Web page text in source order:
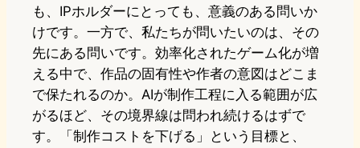
も、IPホルダーにとっても、意義のある問いか
けです。一方で、私たちが問いたいのは、その
先にある問いです。効率化されたゲーム化が増
える中で、作品の固有性や作者の意図はどこま
で保たれるのか。AIが制作工程に入る範囲が広
がるほど、その境界線は問われ続けるはずで
す。「制作コストを下げる」という目標と、